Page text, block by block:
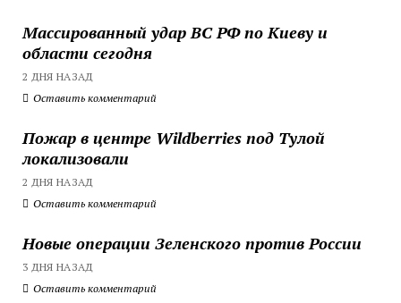
Массированный удар ВС РФ по Киеву и
области сегодня
2 ДНЯ НАЗАД
Оставить комментарий
Пожар в центре Wildberries под Тулой
локализовали
2 ДНЯ НАЗАД
Оставить комментарий
Новые операции Зеленского против России
3 ДНЯ НАЗАД
Оставить комментарий